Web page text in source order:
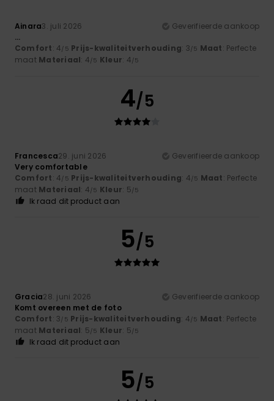
Ainara3. juli 2026
Geverifieerde aankoop
...
Comfort: 4/5 Prijs-kwaliteitverhouding: 3/5 Maat: Perfecte
maat Materiaal: 4/5 Kleur: 4/5
4/5
Francesca29. juni 2026
Geverifieerde aankoop
Very comfortable
Comfort: 4/5 Prijs-kwaliteitverhouding: 4/5 Maat: Perfecte
maat Materiaal: 4/5 Kleur: 5/5
Ik raad dit product aan
5/5
Gracia28. juni 2026
Geverifieerde aankoop
Komt overeen met de foto
Comfort: 3/5 Prijs-kwaliteitverhouding: 4/5 Maat: Perfecte
maat Materiaal: 5/5 Kleur: 5/5
Ik raad dit product aan
5/5